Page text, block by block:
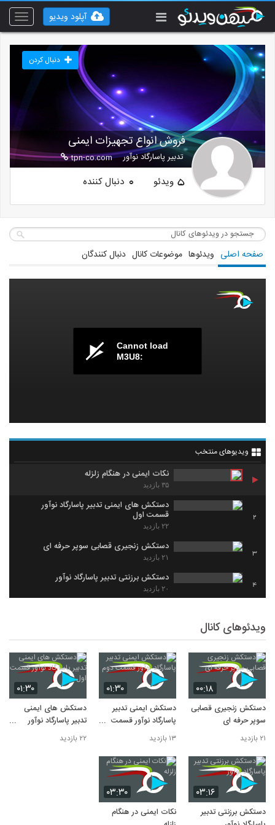
Toggle
آپلود ویدیو
فروش انواع تجهیزات ایمنی
تدبیر پاسارگاد نوآور tpn-co.com
دنبال کردن
5 ویدئو 0 دنبال کننده
صفحه اصلی ویدئوها موضوعات کانال دنبال کنندگان
Cannot load
M3U8:
ویدیوهای منتخب
نکات ایمنی در هنگام زلزله
۳۵ بازدید
2
دستکش های ایمنی تدبیر پاسارگاد نوآور
قسمت اول
۲۲ بازدید
3
دستکش زنجیری قصابی سوپر حرفه ای
۲۱ بازدید
4
دستکش برزنتی تدبیر پاسارگاد نوآور
۲۰ بازدید
ویدئوهای کانال
۰۰:۱۸
دستکش زنجیری قصابی
سوپر حرفه ای
۲۱ بازدید
۰۱:۳۰
دستکش ایمنی تدبیر
پاسارگاد نوآور قسمت
دوم
۱۳ بازدید
۰۱:۳۰
دستکش های ایمنی
تدبیر پاسارگاد نوآور
قسمت اول
۲۲ بازدید
۰۳:۱۶
دستکش برزنتی تدبیر
۰۳:۳۰
نکات ایمنی در هنگام